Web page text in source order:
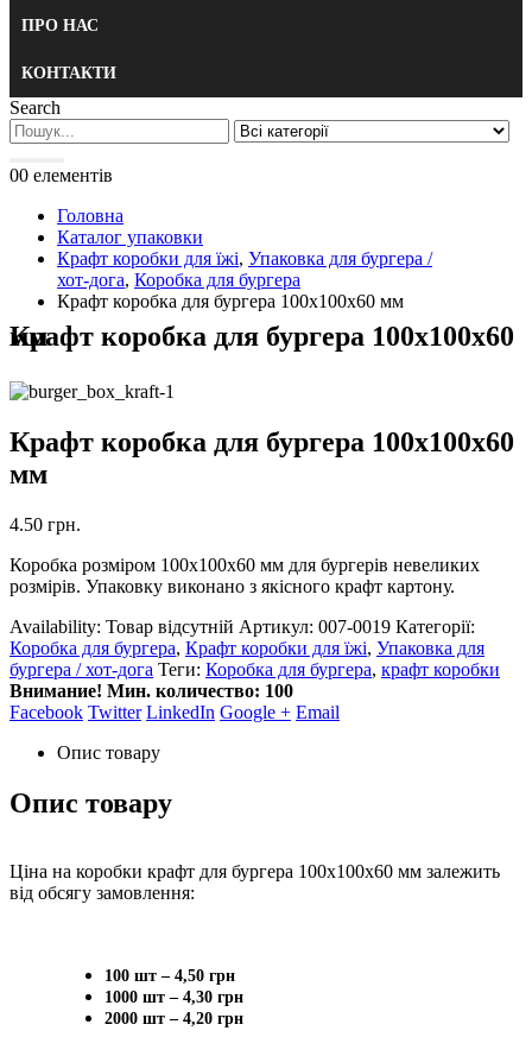
ПРО НАС
КОНТАКТИ
Search
00 елементів
Головна
Каталог упаковки
Крафт коробки для їжі, Упаковка для бургера /
хот-дога, Коробка для бургера
Крафт коробка для бургера 100х100х60 мм
Крафт коробка для бургера 100х100х60 мм
Крафт коробка для бургера 100х100х60
мм
4.50 грн.
Коробка розміром 100х100х60 мм для бургерів невеликих
розмірів. Упаковку виконано з якісного крафт картону.
Availability: Товар відсутній Артикул: 007-0019 Категорії:
Коробка для бургера, Крафт коробки для їжі, Упаковка для
бургера / хот-дога Теги: Коробка для бургера, крафт коробки
Внимание! Мин. количество: 100
Facebook Twitter LinkedIn Google + Email
Опис товару
Опис товару
Ціна на коробки крафт для бургера 100х100х60 мм залежить
від обсягу замовлення:
100 шт – 4,50 грн
1000 шт – 4,30 грн
2000 шт – 4,20 грн